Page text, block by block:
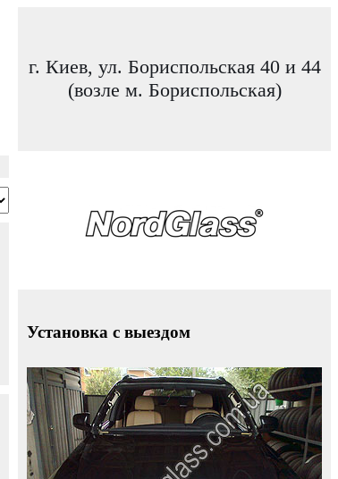
г. Киев, ул. Бориспольская 40 и 44
(возле м. Бориспольская)
Установка с выездом